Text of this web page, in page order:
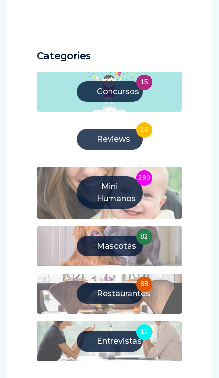
Categories
Concursos
15
Reviews
26
Mini
Humanos
290
Mascotas
82
Restaurantes
88
Entrevistas
12